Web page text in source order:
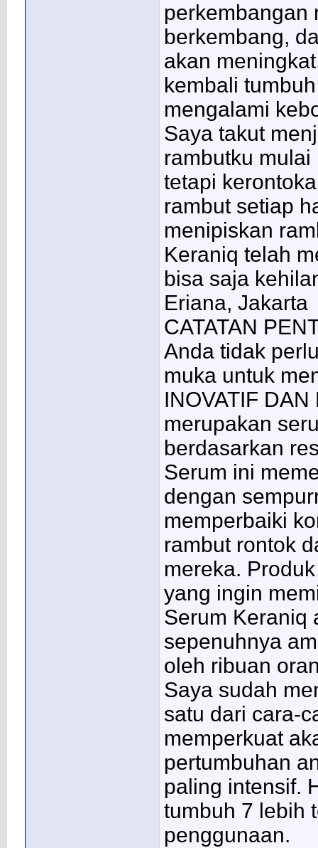
perkembangan
berkembang,
akan
kembali
mengalami
Saya takut
rambutku
tetapi
rambut setiap
menipiskan
Keraniq telah
bisa saja
Eriana, Jakarta
CATATAN
Anda tidak
muka untuk
INOVATIF
merupakan
berdasarkan
Serum ini
dengan
memperbaiki
rambut rontok
mereka.
yang ingin
Serum Keraniq
sepenuhnya
oleh ribuan
Saya sudah
satu dari cara-
memperkuat
pertumbuhan
paling intensif.
tumbuh 7 lebih
penggunaan.